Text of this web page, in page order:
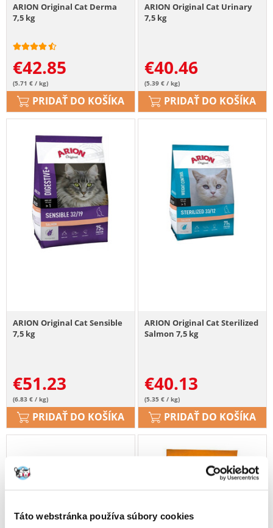
Táto webstránka používa súbory cookies
ARION Original Cat Derma
7,5 kg
€42.85
(5.71 € / kg)
PRIDAŤ DO KOŠÍKA
ARION Original Cat Urinary
7,5 kg
€40.46
(5.39 € / kg)
PRIDAŤ DO KOŠÍKA
ARION Original Cat Sensible
7,5 kg
€51.23
(6.83 € / kg)
PRIDAŤ DO KOŠÍKA
ARION Original Cat Sterilized
Salmon 7,5 kg
€40.13
(5.35 € / kg)
PRIDAŤ DO KOŠÍKA